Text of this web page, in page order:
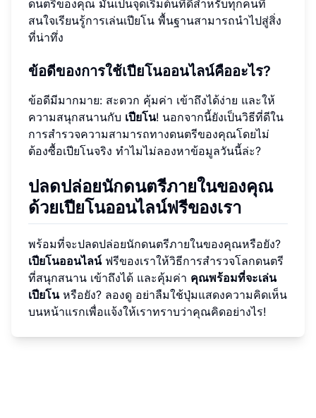
ดนตรีของคุณ มันเป็นจุดเริ่มต้นที่ดีสำหรับทุกคนที่
สนใจเรียนรู้การเล่นเปียโน พื้นฐานสามารถนำไปสู่สิ่ง
ที่น่าทึ่ง
ข้อดีของการใช้เปียโนออนไลน์คืออะไร?
ข้อดีมีมากมาย: สะดวก คุ้มค่า เข้าถึงได้ง่าย และให้
ความสนุกสนานกับ เปียโน! นอกจากนี้ยังเป็นวิธีที่ดีใน
การสำรวจความสามารถทางดนตรีของคุณโดยไม่
ต้องซื้อเปียโนจริง ทำไมไม่ลองหาข้อมูลวันนี้ล่ะ?
ปลดปล่อยนักดนตรีภายในของคุณ
ด้วยเปียโนออนไลน์ฟรีของเรา
พร้อมที่จะปลดปล่อยนักดนตรีภายในของคุณหรือยัง?
เปียโนออนไลน์ฟรีของเราให้วิธีการสำรวจโลกดนตรี
ที่สนุกสนาน เข้าถึงได้ และคุ้มค่า คุณพร้อมที่จะเล่น
เปียโนหรือยัง? ลองดู อย่าลืมใช้ปุ่มแสดงความคิดเห็น
บนหน้าแรกเพื่อแจ้งให้เราทราบว่าคุณคิดอย่างไร!